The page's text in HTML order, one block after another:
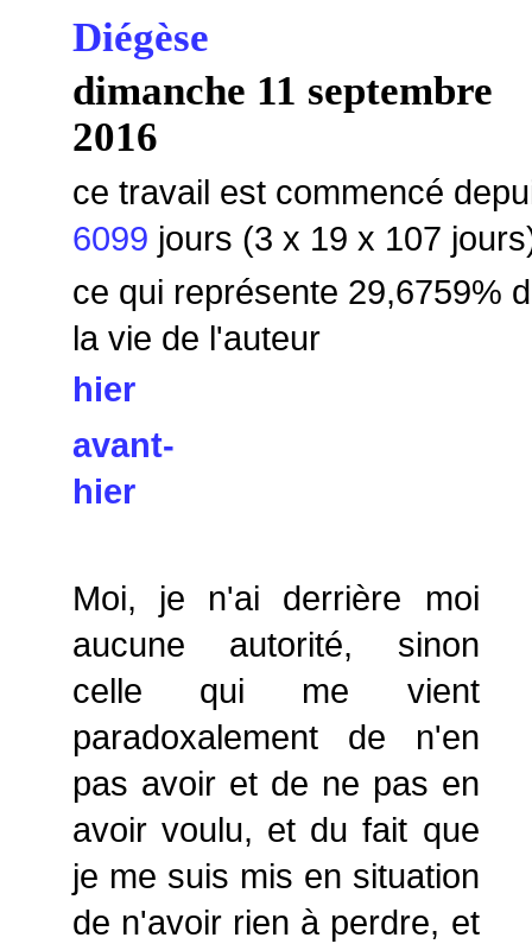
Diégèse
dimanche 11 septembre
2016
ce travail est commencé
6099 jours (3 x 19 x 107
ce qui représente 29,6759%
la vie de l'auteur
hier
avant-
hier
Moi, je n'ai derrière moi
aucune autorité, sinon
celle qui me vient
paradoxalement de n'en
pas avoir et de ne pas en
avoir voulu, et du fait que
je me suis mis en situation
de n'avoir rien à perdre, et